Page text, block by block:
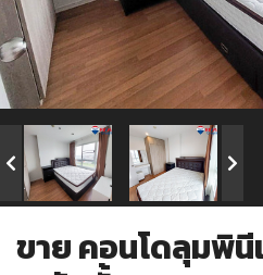
ขาย คอนโดลุมพิ